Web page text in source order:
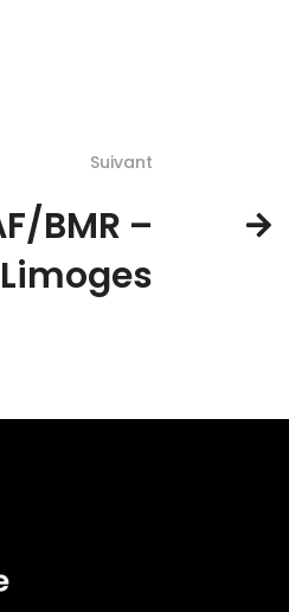
Suivant
BMR –
Limoges